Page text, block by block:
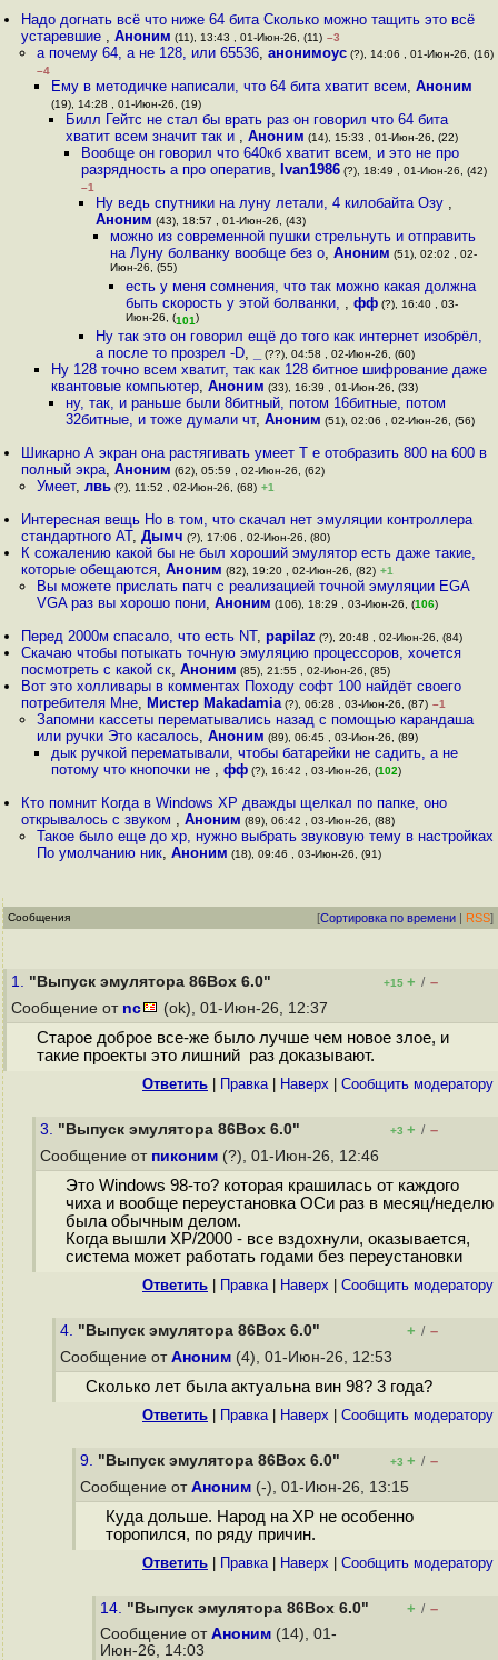
Надо догнать всё что ниже 64 бита Сколько можно тащить это всё
устаревшие ,Аноним (11), 13:43 , 01-Июн-26, (11) –3
а почему 64, а не 128, или 65536, анонимоус(?), 14:06 , 01-Июн-26, (16)
–4
Ему в методичке написали, что 64 бита хватит всем, Аноним
(19), 14:28 , 01-Июн-26, (19)
Билл Гейтс не стал бы врать раз он говорил что 64 бита
хватит всем значит так и ,Аноним (14), 15:33 , 01-Июн-26, (22)
Вообще он говорил что 640кб хватит всем, и это не про
разрядность а про оператив, Ivan1986(?), 18:49 , 01-Июн-26, (42)
–1
Ну ведь спутники на луну летали, 4 килобайта Озу ,
Аноним (43), 18:57 , 01-Июн-26, (43)
можно из современной пушки стрельнуть и отправить
на Луну болванку вообще без о,Аноним (51), 02:02 , 02-
Июн-26, (55)
есть у меня сомнения, что так можно какая должна
быть скорость у этой болванки, , фф(?), 16:40 , 03-
Июн-26, (101)
Ну так это он говорил ещё до того как интернет изобрёл,
а после то прозрел -D, (??), 04:58 , 02-Июн-26, (60)
Ну 128 точно всем хватит, так как 128 битное шифрование даже
квантовые компьютер, Аноним (33), 16:39 , 01-Июн-26, (33)
ну, так, и раньше были 8битный, потом 16битные, потом
32битные, и тоже думали чт,Аноним (51), 02:06 , 02-Июн-26, (56)
Шикарно А экран она растягивать умеет Т е отобразить 800 на 600 в
полный экра,Аноним (62), 05:59 , 02-Июн-26, (62)
Умеет, лвь(?), 11:52 , 02-Июн-26, (68) +1
Интересная вещь Но в том, что скачал нет эмуляции контроллера
стандартного AT,Дымч (?), 17:06 , 02-Июн-26, (80)
К сожалению какой бы не был хороший эмулятор есть даже такие,
которые обещаются,Аноним (82), 19:20 , 02-Июн-26, (82) +1
Вы можете прислать патч с реализацией точной эмуляции EGA
VGA раз вы хорошо пони, Аноним (106), 18:29 , 03-Июн-26, (106)
Перед 2000м спасало, что есть NT,papilaz (?), 20:48 , 02-Июн-26, (84)
Скачаю чтобы потыкать точную эмуляцию процессоров, хочется
посмотреть с какой ск,Аноним (85), 21:55 , 02-Июн-26, (85)
Вот это холливары в комментах Походу софт 100 найдёт своего
потребителя Мне, Мистер Makadamia (?), 06:28 , 03-Июн-26, (87) –1
Запомни кассеты перематывались назад с помощью карандаша
или ручки Это касалось, Аноним (89), 06:45 , 03-Июн-26, (89)
дык ручкой перематывали, чтобы батарейки не садить, а не
потому что кнопочки не , фф(?), 16:42 , 03-Июн-26, (102)
Кто помнит Когда в Windows XP дважды щелкал по папке, оно
открывалось с звуком ,Аноним (89), 06:42 , 03-Июн-26, (88)
Такое было еще до xp, нужно выбрать звуковую тему в настройках
По умолчанию ник, Аноним (18), 09:46 , 03-Июн-26, (91)
Сообщения [Сортировка по времени | RSS]
1. "Выпуск эмулятора 86Box 6.0" +15 + / –
Сообщение от nc (ok), 01-Июн-26, 12:37
Старое доброе все-же было лучше чем новое злое, и
такие проекты это лишний раз доказывают.
Ответить Правка| Наверх Cообщить модератору
3. "Выпуск эмулятора 86Box 6.0" +3 + / –
Сообщение от пиконим (?), 01-Июн-26, 12:46
Это Windows 98-то? которая крашилась от каждого
чиха и вообще переустановка ОСи раз в месяц/неделю
была обычным делом.
Когда вышли XP/2000 - все вздохнули, оказывается,
система может работать годами без переустановки
Ответить Правка| Наверх Cообщить модератору
4. "Выпуск эмулятора 86Box 6.0" + / –
Сообщение от Аноним (4), 01-Июн-26, 12:53
Сколько лет была актуальна вин 98? 3 года?
Ответить Правка| Наверх Cообщить модератору
9. "Выпуск эмулятора 86Box 6.0" +3 + / –
Сообщение от Аноним (-), 01-Июн-26, 13:15
Куда дольше. Народ на XP не особенно
торопился, по ряду причин.
Ответить Правка| Наверх Cообщить модератору
14. "Выпуск эмулятора 86Box 6.0" + / –
Сообщение от Аноним (14), 01-
Июн-26, 14:03